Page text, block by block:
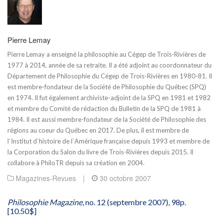
Pierre Lemay
Pierre Lemay a enseigné la philosophie au Cégep de Trois-Rivières de
1977 à 2014, année de sa retraite. Il a été adjoint au coordonnateur du
Département de Philosophie du Cégep de Trois-Rivières en 1980-81. Il
est membre-fondateur de la Société de Philosophie du Québec (SPQ)
en 1974. Il fut également archiviste-adjoint de la SPQ en 1981 et 1982
et membre du Comité de rédaction du Bulletin de la SPQ de 1981 à
1984. Il est aussi membre-fondateur de la Société de Philosophie des
régions au coeur du Québec en 2017. De plus, il est membre de
l`Institut d`histoire de l`Amérique française depuis 1993 et membre de
la Corporation du Salon du livre de Trois-Rivières depuis 2015. Il
collabore à PhiloTR depuis sa création en 2004.
Magazines-Revues | 30 octobre 2007
Philosophie Magazine, no. 12 (septembre 2007), 98p.
[10.50$]